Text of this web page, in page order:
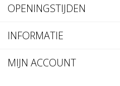
OPENINGSTIJDEN
INFORMATIE
MIJN ACCOUNT